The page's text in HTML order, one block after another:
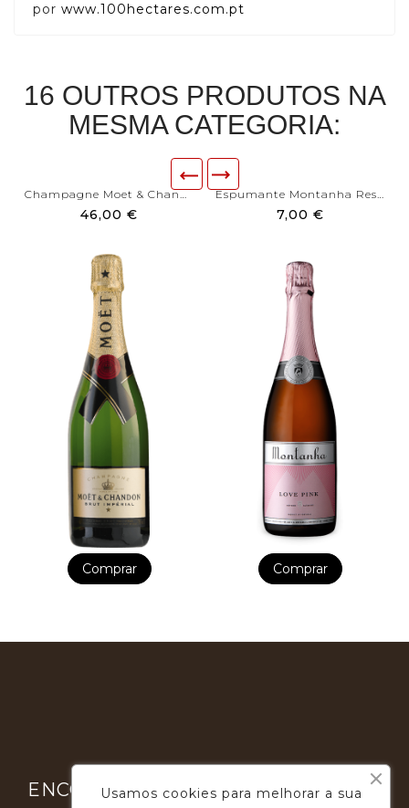
por www.100hectares.com.pt
16 OUTROS PRODUTOS NA
MESMA CATEGORIA:
Champagne Moet & Chandon Brut
46,00 €
Comprar
Espumante Montanha Reserva...
7,00 €
Comprar
ENCONTRE-NOS 
Usamos cookies para melhorar a sua